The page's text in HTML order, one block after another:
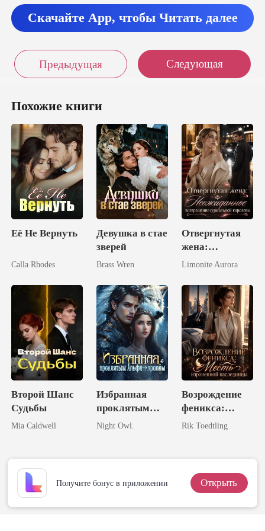
Скачайте App, чтобы Читать далее
Предыдущая Следующая
Похожие книги
Её Не Вернуть
Calla Rhodes
Девушка в стае
зверей
Brass Wren
Отвергнутая
жена:
Неожиданное
гениальной
королевы
Limonite Aurora
Второй Шанс
Судьбы
Mia Caldwell
Избранная
проклятым
Альфа-
Night Owl.
Возрождение
феникса:
Месть
Rik Toedtling
Получите бонус в приложении Открыть